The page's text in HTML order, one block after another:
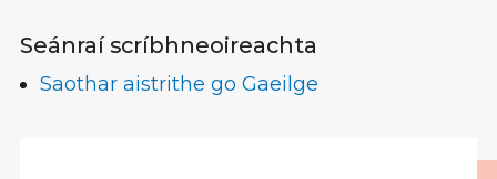
Seánraí scríbhneoireachta
Saothar aistrithe go Gaeilge